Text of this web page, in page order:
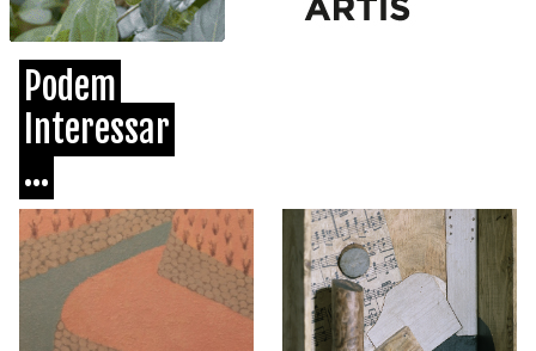
Podem
Interessar
...